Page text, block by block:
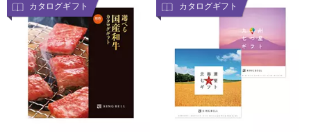
カタログギフト カタログギフト